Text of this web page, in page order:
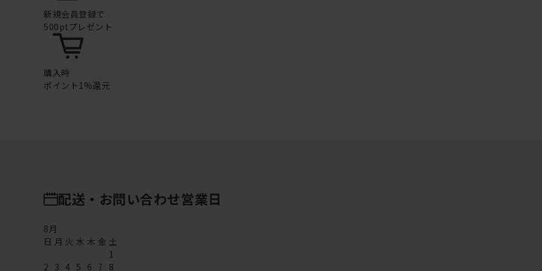
新規会員登録で
500ptプレゼント
購入時
ポイント1%還元
配送・お問い合わせ営業日
8月
日 月 火 水 木 金 土
1
2 3 4 5 6 7 8